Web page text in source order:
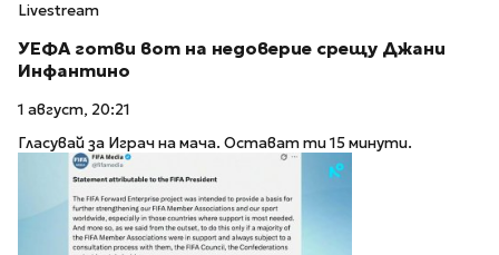
Livestream
УЕФА готви вот на недоверие срещу Джани
Инфантино
1 август, 20:21
Гласувай за Играч на мача. Остават ти 15 минути.